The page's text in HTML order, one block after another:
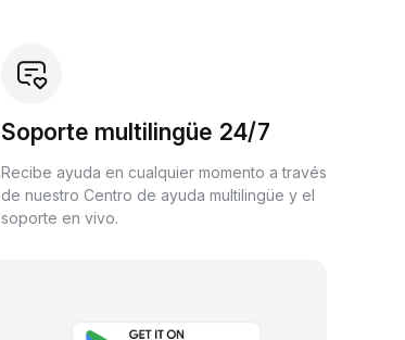
Soporte multilingüe 24/7
Recibe ayuda en cualquier momento a través
de nuestro Centro de ayuda multilingüe y el
soporte en vivo.